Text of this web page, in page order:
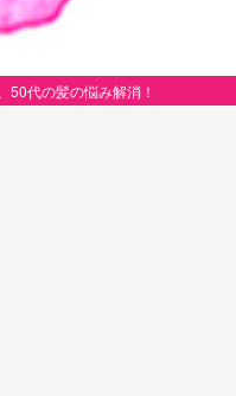
50代の髪の悩み解消！